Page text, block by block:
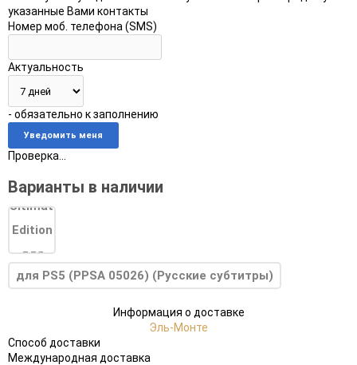
указанные Вами контакты
Номер моб. телефона (SMS)
Актуальность
- обязательно к заполнению
Проверка...
Варианты в наличии
для PS5 (PPSA 05026) (Русские субтитры)
Информация о доставке
Эль-Монте
Способ доставки
Международная доставка